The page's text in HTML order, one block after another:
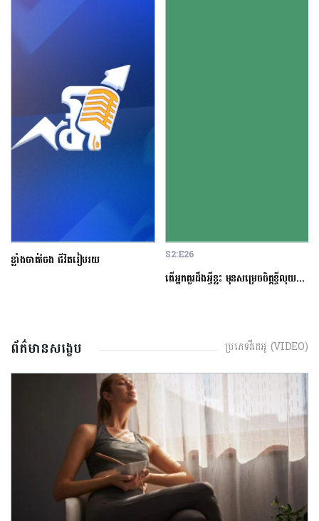
ខ្លាំងចាត់ចែង ជីវិតរៀបរយ S2:E26
តើអ្នកគួរដឹងអ្វីខ្លះ មុនសម្រេចចិត្តខ្ចីលុយនៅធនាគារ?
ព័ត៌មានសង្ខេប ប្រភេទវីដេអូ (VIDEO)